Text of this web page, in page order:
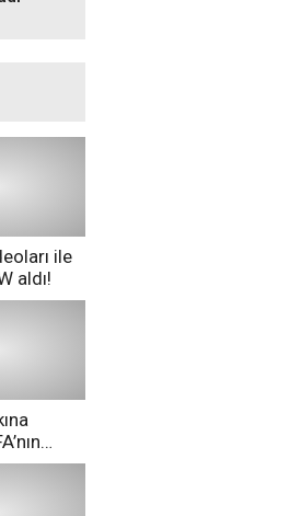
ile
aldı!
kararı